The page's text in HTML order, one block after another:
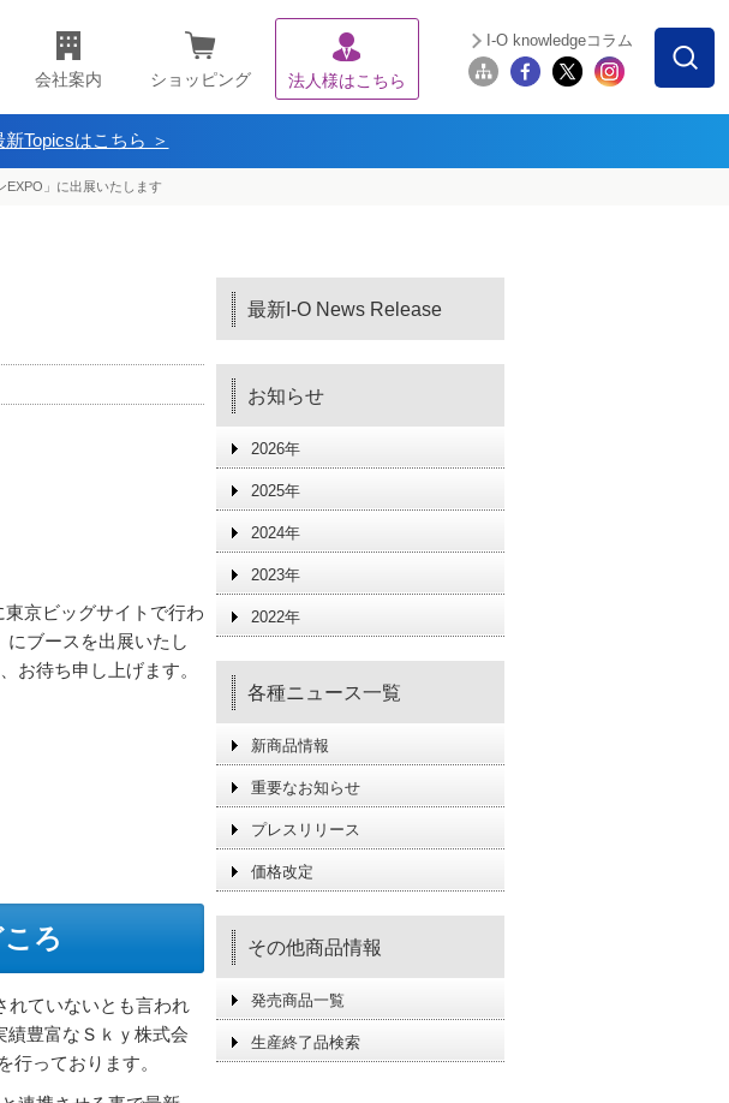
会社案内 ショッピング 法人様はこちら
I-O knowledgeコラム
Topicsはこちら ＞
EXPO」に出展いたします
京ビッグサイトで行わ
ブースを出展いたし
お待ち申し上げます。
ろ
れていないとも言われ
績豊富なＳｋｙ株式会
っております。
最新I-O News Release
お知らせ
2026年
2025年
2024年
2023年
2022年
各種ニュース一覧
新商品情報
重要なお知らせ
プレスリリース
価格改定
その他商品情報
発売商品一覧
生産終了品検索